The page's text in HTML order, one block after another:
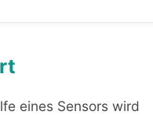
eines Sensors wird